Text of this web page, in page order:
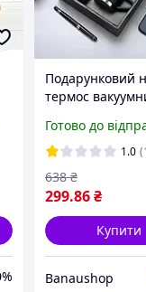
Подарунковий
термос
Готово до
1.0
299.86 ₴
638 ₴
Купити
Banaushop